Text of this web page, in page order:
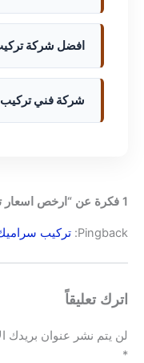
افضل شركة
شركة فني تركيب
1 فكرة عن “ارخص اسعار تركيب باركيه بالكويت”
Pingback: تركيب
اترك تعليقاً
لن يتم نشر عنوان بريدك
*